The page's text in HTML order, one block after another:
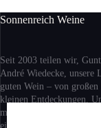
Sonnenreich Weine
Seit 2003 teilen wir,
André Wiedecke, unsere
guten Wein – von großen
kleinen Entdeckungen.
mehr nach Wohnzimmer
ein Ort zum Ankommen,